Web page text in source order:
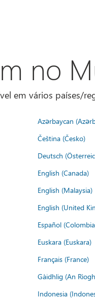
no
em vários países/
Azərbaycan
Čeština (Česko)
Deutsch
English (Canada)
English (Malaysia)
English (United
Español
Euskara (Euskara)
Français (France)
Gàidhlig (An
Indonesia